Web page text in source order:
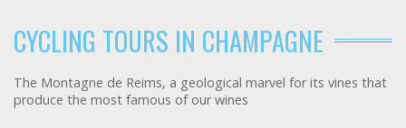
CYCLING TOURS IN CHAMPAGNE
The Montagne de Reims, a geological marvel for its vines that
produce the most famous of our wines